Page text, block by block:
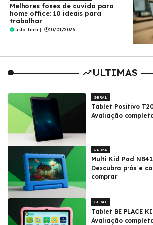
Melhores fones de ouvido para
home office: 10 ideais para
trabalhar
Lista Tech | 10/01/2026
ULTIMAS
GERAL
Tablet Positivo
Avaliação
GERAL
Multi Kid Pad
Descubra prós e
comprar
GERAL
Tablet BE PLACE
Avaliação